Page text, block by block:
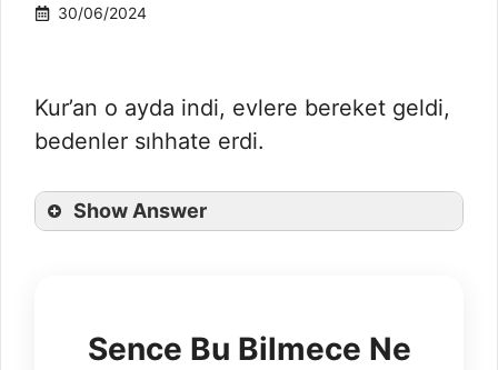
30/06/2024
Kur’an o ayda indi, evlere bereket geldi,
bedenler sıhhate erdi.
Show Answer
Sence Bu Bilmece Ne